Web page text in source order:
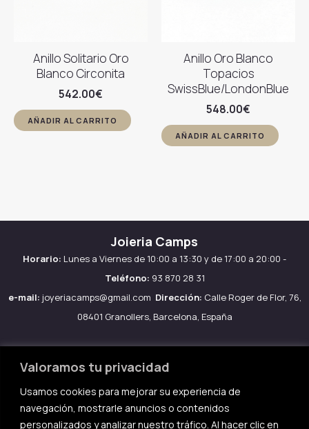
Valoramos tu privacidad
Usamos cookies para mejorar su experiencia de
navegación, mostrarle anuncios o contenidos
personalizados y analizar nuestro tráfico. Al hacer clic en
Anillo Solitario Oro
Blanco Circonita
542.00€
AÑADIR AL CARRITO
Anillo Oro Blanco
Topacios
SwissBlue/LondonBlue
548.00€
AÑADIR AL CARRITO
Joieria Camps
Horario: Lunes a Viernes de 10:00 a 13:30 y de 17:00 a 20:00 -
Teléfono: 93 870 28 31
e-mail: joyeriacamps@gmail.com Dirección: Calle Roger de Flor, 76,
08401 Granollers, Barcelona, España
Aviso legal
Política de Cookies